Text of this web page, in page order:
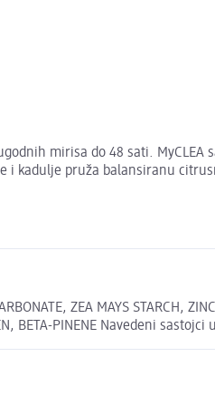
mirisa do 48 sati.
i kadulje pruža balansiranu
ZEA MAYS STARCH,
BETA-PINENE Navedeni